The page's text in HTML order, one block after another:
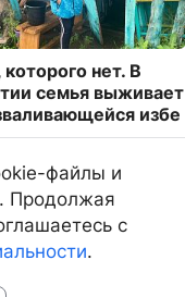
нет. В
семья выживает
избе
файлы и
Продолжая
с
.